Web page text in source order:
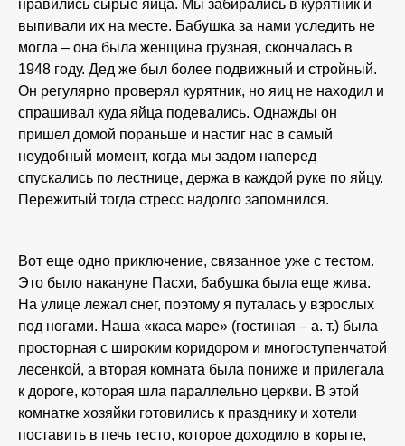
нравились сырые яйца. Мы забирались в курятник и
выпивали их на месте. Бабушка за нами уследить не
могла – она была женщина грузная, скончалась в
1948 году. Дед же был более подвижный и стройный.
Он регулярно проверял курятник, но яиц не находил и
спрашивал куда яйца подевались. Однажды он
пришел домой пораньше и настиг нас в самый
неудобный момент, когда мы задом наперед
спускались по лестнице, держа в каждой руке по яйцу.
Пережитый тогда стресс надолго запомнился.
Вот еще одно приключение, связанное уже с тестом.
Это было накануне Пасхи, бабушка была еще жива.
На улице лежал снег, поэтому я путалась у взрослых
под ногами. Наша «каса маре» (гостиная – а. т.) была
просторная с широким коридором и многоступенчатой
лесенкой, а вторая комната была пониже и прилегала
к дороге, которая шла параллельно церкви. В этой
комнатке хозяйки готовились к празднику и хотели
поставить в печь тесто, которое доходило в корыте,